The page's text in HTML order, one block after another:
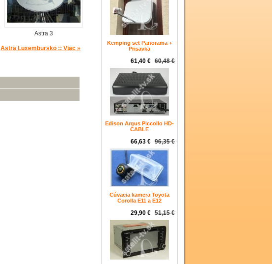
Astra 3
Astra Luxembursko :: Viac »
Kemping set Panorama +
Prisavka
61,40 € 60,48 €
Edison Argus Piccollo HD-
CABLE
66,63 € 96,35 €
Cúvacia kamera Toyota
Corolla E11 a E12
29,90 € 51,15 €